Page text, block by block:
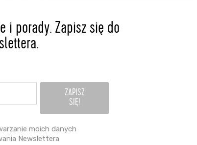
i porady. Zapisz się do
moich danych
Newslettera